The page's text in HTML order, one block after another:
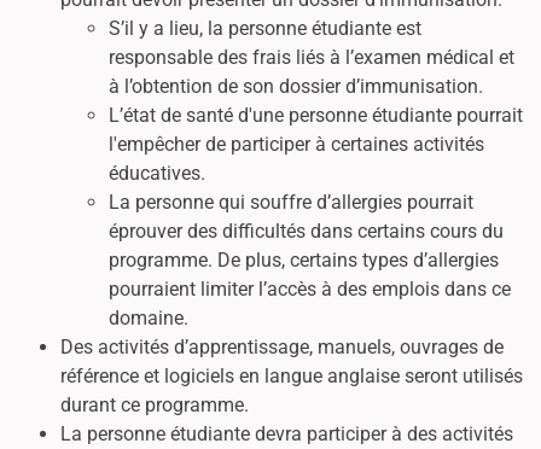
S’il y a lieu, la personne étudiante est
responsable des frais liés à l’examen médical et
à l’obtention de son dossier d’immunisation.
L’état de santé d'une personne étudiante pourrait
l'empêcher de participer à certaines activités
éducatives.
La personne qui souffre d’allergies pourrait
éprouver des difficultés dans certains cours du
programme. De plus, certains types d’allergies
pourraient limiter l’accès à des emplois dans ce
domaine.
Des activités d’apprentissage, manuels, ouvrages de
référence et logiciels en langue anglaise seront utilisés
durant ce programme.
La personne étudiante devra participer à des activités